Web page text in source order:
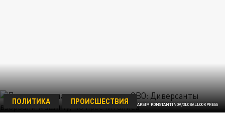
© MAKSIM KONSTANTINOV/GLOBALLOOKPRESS
ПОЛИТИКА ПРОИСШЕСТВИЯ